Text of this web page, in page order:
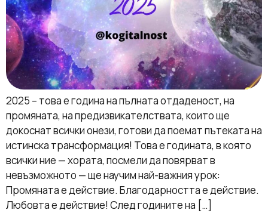
2025 – това е година на пълната отдаденост, на
промяната, на предизвикателствата, които ще
докоснат всички онези, готови да поемат пътеката на
истинска трансформация! Това е годината, в която
всички ние — хората, посмели да повярват в
невъзможното — ще научим най-важния урок:
Промяната е действие. Благодарността е действие.
Любовта е действие! След годините на […]